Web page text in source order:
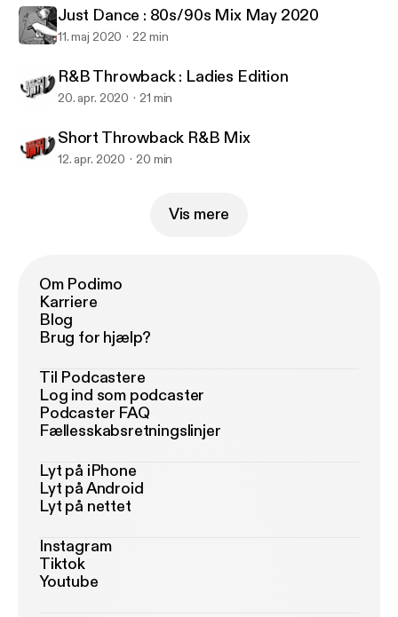
Dj Unity Mixes
Just Dance : 80s/90s Mix May 2020
11. maj 2020 22 min
R&B Throwback : Ladies Edition
20. apr. 2020 21 min
Short Throwback R&B Mix
12. apr. 2020 20 min
Vis mere
Om Podimo
Karriere
Blog
Brug for hjælp?
Til Podcastere
Log ind som podcaster
Podcaster FAQ
Fællesskabsretningslinjer
Lyt på iPhone
Lyt på Android
Lyt på nettet
Instagram
Tiktok
Youtube